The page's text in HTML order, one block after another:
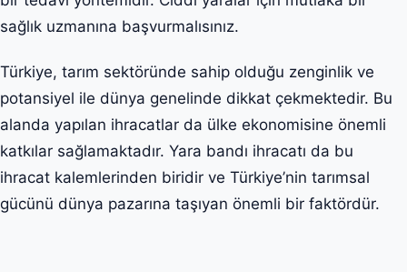
sağlık uzmanına başvurmalısınız.
Türkiye, tarım sektöründe sahip olduğu zenginlik ve
potansiyel ile dünya genelinde dikkat çekmektedir. Bu
alanda yapılan ihracatlar da ülke ekonomisine önemli
katkılar sağlamaktadır. Yara bandı ihracatı da bu
ihracat kalemlerinden biridir ve Türkiye’nin tarımsal
gücünü dünya pazarına taşıyan önemli bir faktördür.